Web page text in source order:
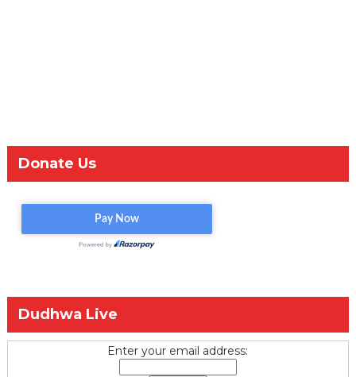
Donate Us
Dudhwa Live
Enter your email address: